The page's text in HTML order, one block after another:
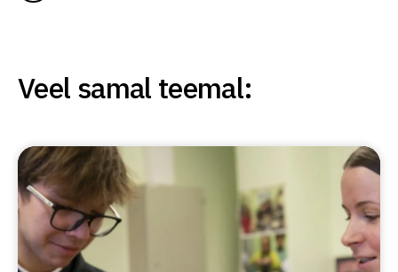
Veel samal teemal: